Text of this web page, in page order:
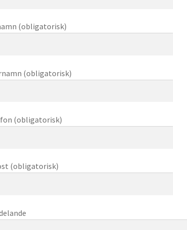
(obligatorisk)
(obligatorisk)
(obligatorisk)
(obligatorisk)